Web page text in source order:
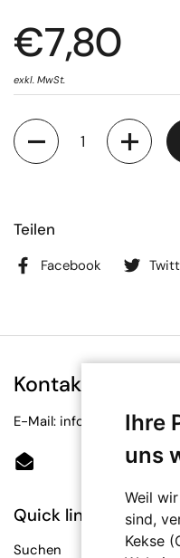
Ihre
uns
Weil
sind,
Kekse
€7,80
exkl. MwSt.
Anzahl
Teilen
Facebook
Kontakt
E-Mail:
Email
Quick links
Suchen